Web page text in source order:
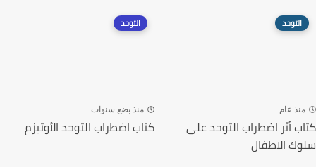
التوحد
منذ عام
كتاب أثر اضطراب التوحد على
سلوك الاطفال‎
التوحد
منذ بضع سنوات
كتاب اضطراب التوحد الأوتيزم